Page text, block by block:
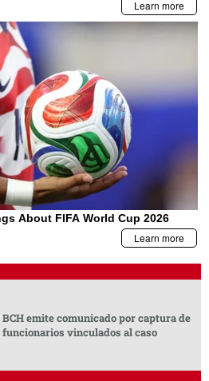
BCH emite comunicado por captura de
funcionarios vinculados al caso